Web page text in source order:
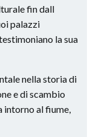
fin dall
palazzi
la sua
nella storia di
e di scambio
intorno al fiume,